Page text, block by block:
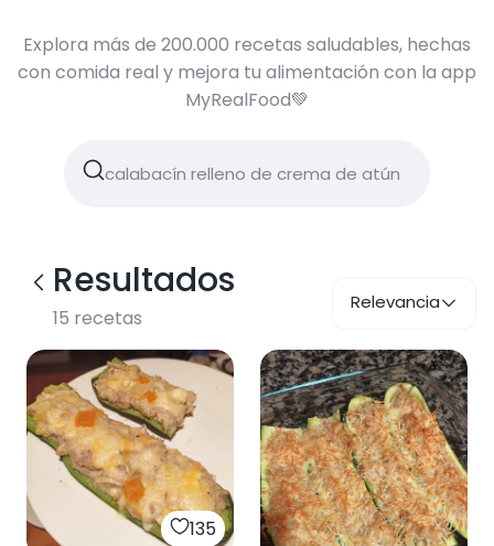
Explora más de 200.000 recetas saludables, hechas
con comida real y mejora tu alimentación con la app
MyRealFood💚
Resultados
15 recetas
Relevancia
135